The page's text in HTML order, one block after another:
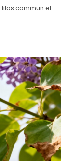
commun et